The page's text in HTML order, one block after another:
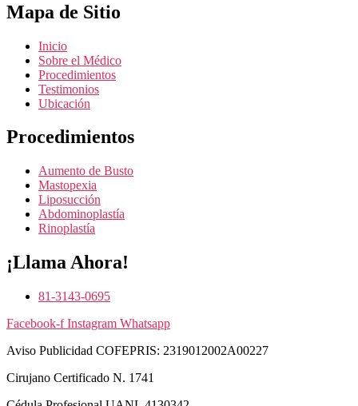
Mapa de Sitio
Inicio
Sobre el Médico
Procedimientos
Testimonios
Ubicación
Procedimientos
Aumento de Busto
Mastopexia
Liposucción
Abdominoplastía
Rinoplastía
¡Llama Ahora!
81-3143-0695
Facebook-f Instagram Whatsapp
Aviso Publicidad COFEPRIS: 2319012002A00227
Cirujano Certificado N. 1741